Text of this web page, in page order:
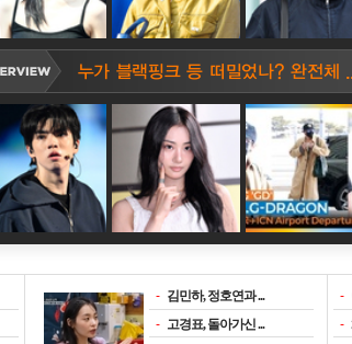
- 김민하, 정호연과 ...
- 고경표, 돌아가신 ...
-
-